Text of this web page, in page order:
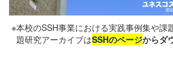
※本校のSSH事業における実践事例集や課
題研究アーカイブはSSHのページからダ